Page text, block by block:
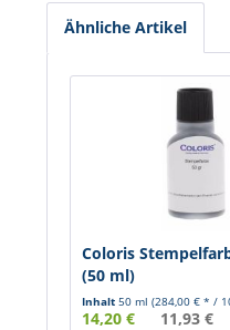
Ähnliche Artikel
Coloris
(50 ml)
Inhalt 50 ml (284,00 € * /
14,20 € 11,93 €